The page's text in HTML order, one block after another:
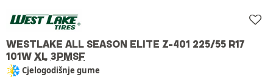
WESTLAKE ALL SEASON ELITE Z-401 225/55 R17
101W XL 3PMSF
Cjelogodišnje gume